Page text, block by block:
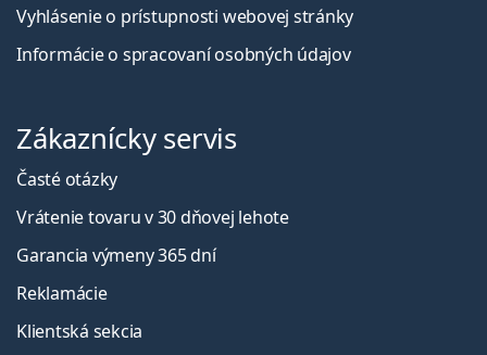
Vyhlásenie o prístupnosti webovej stránky
Informácie o spracovaní osobných údajov
Zákaznícky servis
Časté otázky
Vrátenie tovaru v 30 dňovej lehote
Garancia výmeny 365 dní
Reklamácie
Klientská sekcia